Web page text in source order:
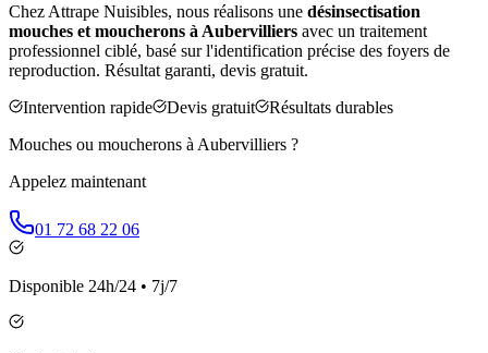
Chez Attrape Nuisibles, nous réalisons une désinsectisation
mouches et moucherons à Aubervilliers avec un traitement
professionnel ciblé, basé sur l'identification précise des foyers de
reproduction. Résultat garanti, devis gratuit.
Intervention rapide
Devis gratuit
Résultats durables
Mouches ou moucherons à Aubervilliers ?
Appelez maintenant
01 72 68 22 06
Disponible 24h/24 • 7j/7